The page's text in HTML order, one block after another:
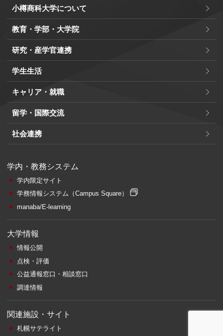
小樽商科大学について
教育・学部・大学院
研究・産学官連携
学生生活
キャリア・就職
留学・国際交流
社会連携
学内・教務システム
学内限定サイト
学務情報システム （Campus Square）
manaba/E-learning
大学情報
情報公開
点検・評価
公益通報窓口・相談窓口
調達情報
関連施設・サイト
札幌サテライト